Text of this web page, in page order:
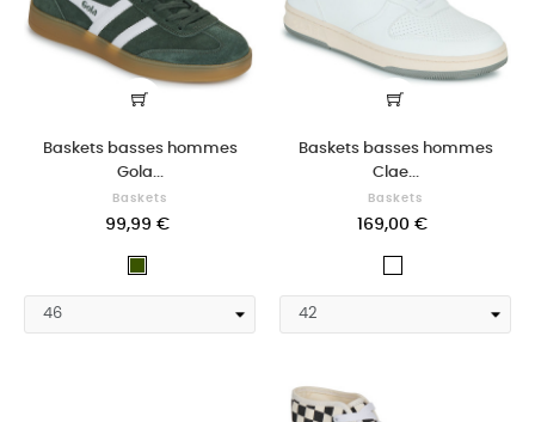
Baskets basses hommes
Gola...
Baskets
99,99 €
Baskets basses hommes
Clae...
Baskets
169,00 €